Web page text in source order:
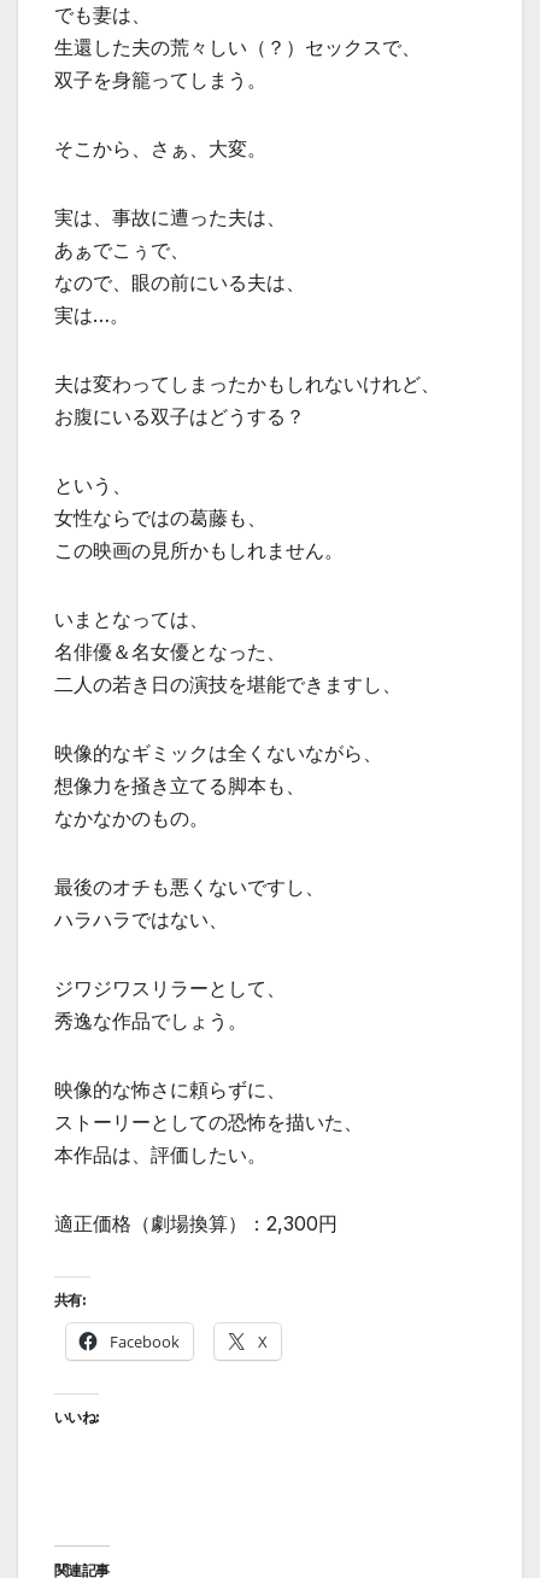
でも妻は、
生還した夫の荒々しい（？）セックスで、
双子を身籠ってしまう。
そこから、さぁ、大変。
実は、事故に遭った夫は、
あぁでこぅで、
なので、眼の前にいる夫は、
実は…。
夫は変わってしまったかもしれないけれど、
お腹にいる双子はどうする？
という、
女性ならではの葛藤も、
この映画の見所かもしれません。
いまとなっては、
名俳優＆名女優となった、
二人の若き日の演技を堪能できますし、
映像的なギミックは全くないながら、
想像力を掻き立てる脚本も、
なかなかのもの。
最後のオチも悪くないですし、
ハラハラではない、
ジワジワスリラーとして、
秀逸な作品でしょう。
映像的な怖さに頼らずに、
ストーリーとしての恐怖を描いた、
本作品は、評価したい。
適正価格（劇場換算）：2,300円
共有:
Facebook X
いいね:
関連記事